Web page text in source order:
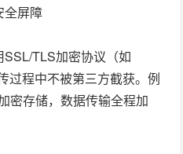
全屏障
TLS加密协议（如
过程中不被第三方截获。例
密存储，数据传输全程加